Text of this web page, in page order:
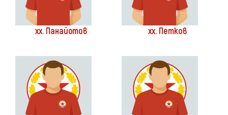
хх. Панайотов хх. Петков